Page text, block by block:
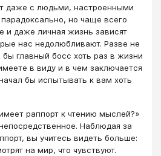
даже с людьми, настроенными
но чаще всего
и даже личная жизнь зависят
нас недолюбливают. Разве не
главный босс хоть раз в жизни
в виду и в чем заключается
бы испытывать к вам хоть
раппорт к чтению мыслей?»
Наблюдая за
вы учитесь видеть больше:
на мир, что чувствуют.